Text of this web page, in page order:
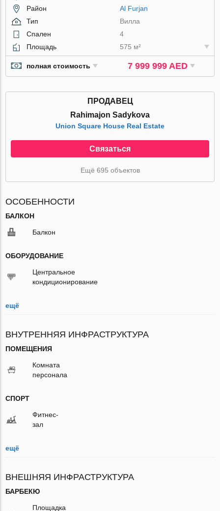
Район
Al Furjan
Тип
Вилла
Спален
4
Площадь
575 м²
полная стоимость 7 999 999 AED
ПРОДАВЕЦ
Rahimajon Sadykova
Union Square House Real Estate
Связаться
Ещё 695 объектов
ОСОБЕННОСТИ
БАЛКОН
Балкон
ОБОРУДОВАНИЕ
Центральное
кондиционирование
ещё
ВНУТРЕННЯЯ ИНФРАСТРУКТУРА
ПОМЕЩЕНИЯ
Комната
персонала
СПОРТ
Фитнес-
зал
ещё
ВНЕШНЯЯ ИНФРАСТРУКТУРА
БАРБЕКЮ
Площадка